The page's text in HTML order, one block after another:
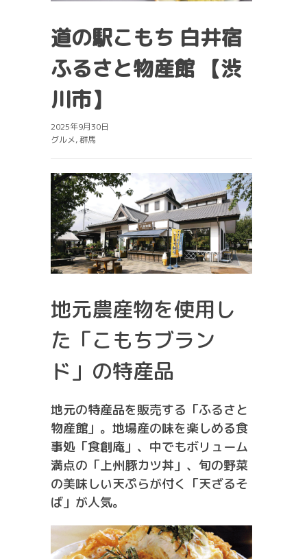
道の駅こもち 白井宿
ふるさと物産館 【渋
川市】
2025年9月30日
グルメ,群馬
地元農産物を使用し
た「こもちブラン
ド」の特産品
地元の特産品を販売する「ふるさと
物産館」。地場産の味を楽しめる食
事処「食創庵」、中でもボリューム
満点の「上州豚カツ丼」、旬の野菜
の美味しい天ぷらが付く「天ざるそ
ば」が人気。